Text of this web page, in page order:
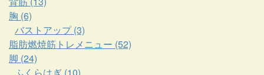
胸 (6)
バストアップ (3)
脂肪燃焼筋トレメニュー (52)
脚 (24)
ふくらはぎ (10)